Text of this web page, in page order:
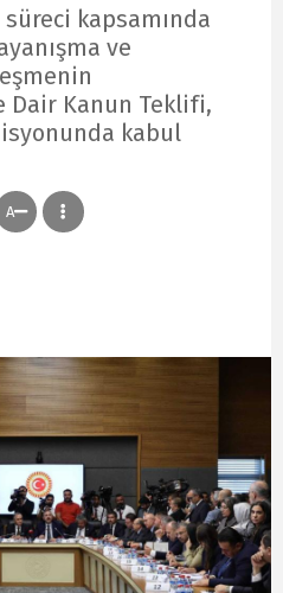
kapsamında
ve
Dair Kanun Teklifi,
kabul
A